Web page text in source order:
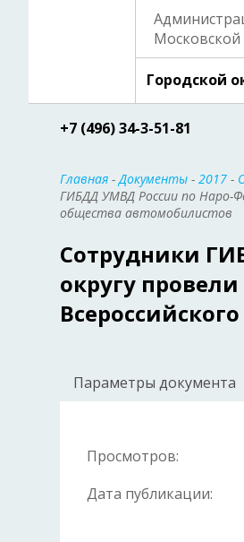
Московской
Городской
+7 (496) 34-3-51-81
Главная -Документы - 2017 -
ГИБДД УМВД России по Наро-
общества автомобилистов
Сотрудники
округу
Параметры документа
Просмотров:
Дата публикации: